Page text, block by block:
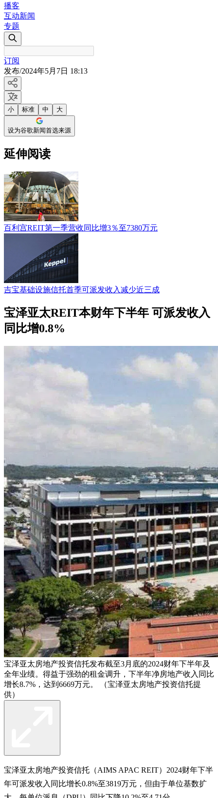
播客
互动新闻
专题
订阅
发布/2024年5月7日 18:13
小 标准 中 大
设为谷歌新闻首选来源
延伸阅读
百利宫REIT第一季营收同比增3％至7380万元
吉宝基础设施信托首季可派发收入减少近三成
宝泽亚太REIT本财年下半年 可派发收入
同比增0.8%
宝泽亚太房地产投资信托发布截至3月底的2024财年下半年及
全年业绩。得益于强劲的租金调升，下半年净房地产收入同比
增长8.7%，达到6669万元。 （宝泽亚太房地产投资信托提
供）
宝泽亚太房地产投资信托（AIMS APAC REIT）2024财年下半
年可派发收入同比增长0.8%至3819万元，但由于单位基数扩